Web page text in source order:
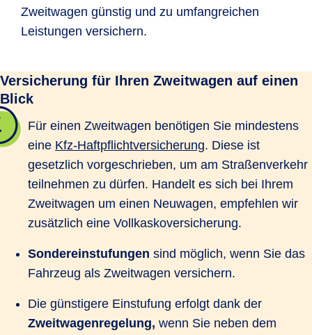
Zweitwagen günstig und zu umfangreichen
Leistungen versichern.
Versicherung für Ihren Zweitwagen auf einen
Blick
Für einen Zweitwagen benötigen Sie mindestens
eine Kfz-Haftpflichtversicherung. Diese ist
gesetzlich vorgeschrieben, um am Straßenverkehr
teilnehmen zu dürfen. Handelt es sich bei Ihrem
Zweitwagen um einen Neuwagen, empfehlen wir
zusätzlich eine Vollkaskoversicherung.
Sondereinstufungen sind möglich, wenn Sie das
Fahrzeug als Zweitwagen versichern.
Die günstigere Einstufung erfolgt dank der
Zweitwagenregelung, wenn Sie neben dem